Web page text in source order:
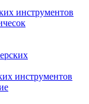
инструментов
инструментов